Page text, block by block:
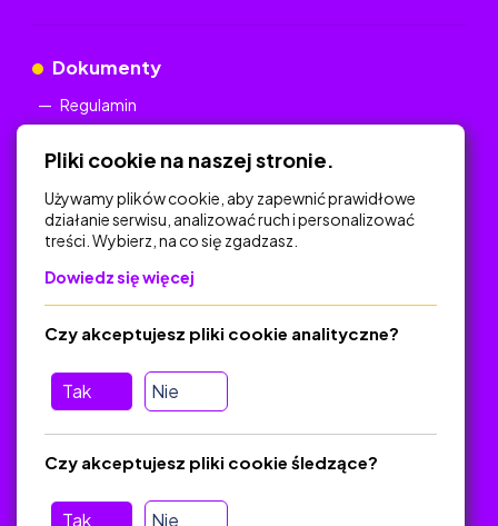
Dokumenty
Regulamin
Na skróty
Polityka Prywatności
O platformie
Baza materiałów dydaktycznych
Jak zostać autorem
Pliki cookie na naszej stronie.
Używamy plików cookie, aby zapewnić prawidłowe
działanie serwisu, analizować ruch i personalizować
treści. Wybierz, na co się zgadzasz.
Dowiedz się więcej
Tak Nie
Czy akceptujesz pliki cookie analityczne?
Tak Nie
Czy akceptujesz pliki cookie śledzące?